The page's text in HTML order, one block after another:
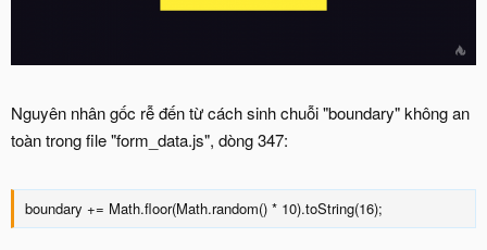
Nguyên nhân gốc rễ đến từ cách sinh chuỗi "boundary" không an
toàn trong file "form_data.js", dòng 347:
boundary += Math.floor(Math.random() * 10).toString(16);